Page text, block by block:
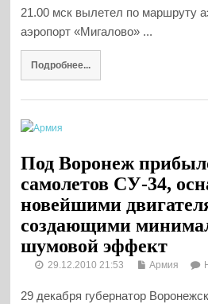
21.00 мск вылетел по маршруту
аэропорт «Мигалово» ...
Подробнее...
Под Воронеж
самолетов СУ-34,
новейшими
создающими
шумовой эффект
29.12.2010 21:53 Армия
29 декабря губернатор